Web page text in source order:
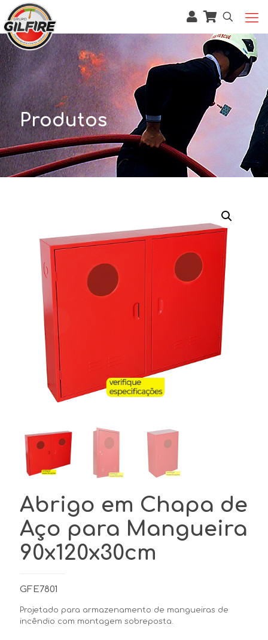
Produtos
Abrigo em Chapa de
Aço para Mangueira
90x120x30cm
GFE7801
Projetado para armazenamento de mangueiras de
incêndio com montagem sobreposta.